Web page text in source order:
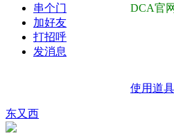
串个门
加好友
打招呼
发消息
DCA官
使用道具
东又西